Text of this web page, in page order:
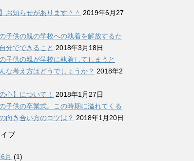
】お知らせがあります＾＾ 2019年6月27
子供の親の学校への執着を解放するた
分でできること 2018年3月18日
子供の親が学校に執着してしまうと
な考え方はどうでしょうか？ 2018年2
心】について！
2018年1月27日
子供の卒業式。この時期に溢れてくる
向き合い方のコツは？ 2018年1月20日
ブ
月 (1)